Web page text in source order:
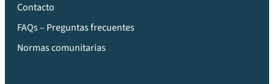
Contacto
FAQs – Preguntas frecuentes
Normas comunitarias